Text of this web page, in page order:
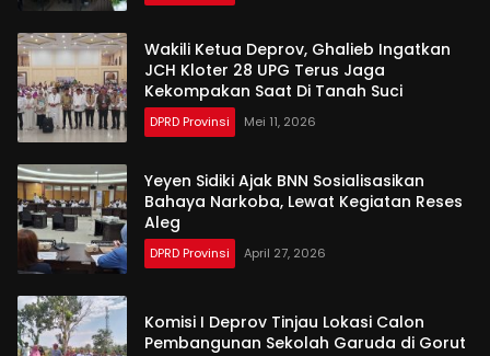
Wakili Ketua Deprov, Ghalieb Ingatkan
JCH Kloter 28 UPG Terus Jaga
Kekompakan Saat Di Tanah Suci
DPRD Provinsi Mei 11, 2026
Yeyen Sidiki Ajak BNN Sosialisasikan
Bahaya Narkoba, Lewat Kegiatan Reses
Aleg
DPRD Provinsi April 27, 2026
Komisi I Deprov Tinjau Lokasi Calon
Pembangunan Sekolah Garuda di Gorut